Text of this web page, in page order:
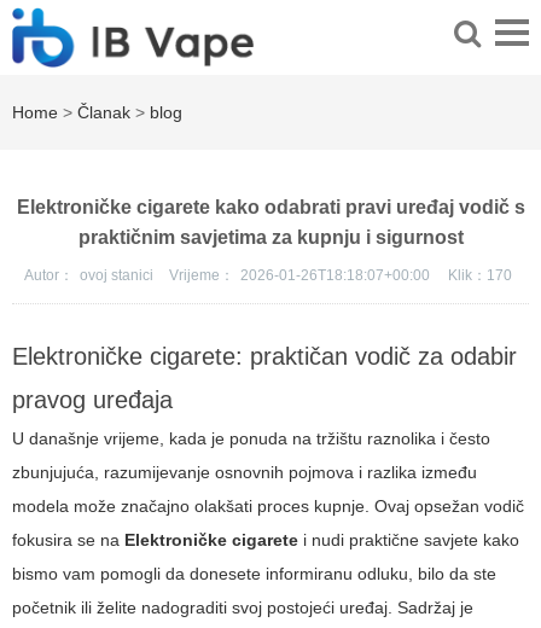
Home > Članak > blog
Elektroničke cigarete kako odabrati pravi uređaj vodič s
praktičnim savjetima za kupnju i sigurnost
Autor： ovoj stanici Vrijeme： 2026-01-26T18:18:07+00:00 Klik： 170
Elektroničke cigarete: praktičan vodič za odabir
pravog uređaja
U današnje vrijeme, kada je ponuda na tržištu raznolika i često
zbunjujuća, razumijevanje osnovnih pojmova i razlika između
modela može značajno olakšati proces kupnje. Ovaj opsežan vodič
fokusira se na Elektroničke cigarete i nudi praktične savjete kako
bismo vam pomogli da donesete informiranu odluku, bilo da ste
početnik ili želite nadograditi svoj postojeći uređaj. Sadržaj je